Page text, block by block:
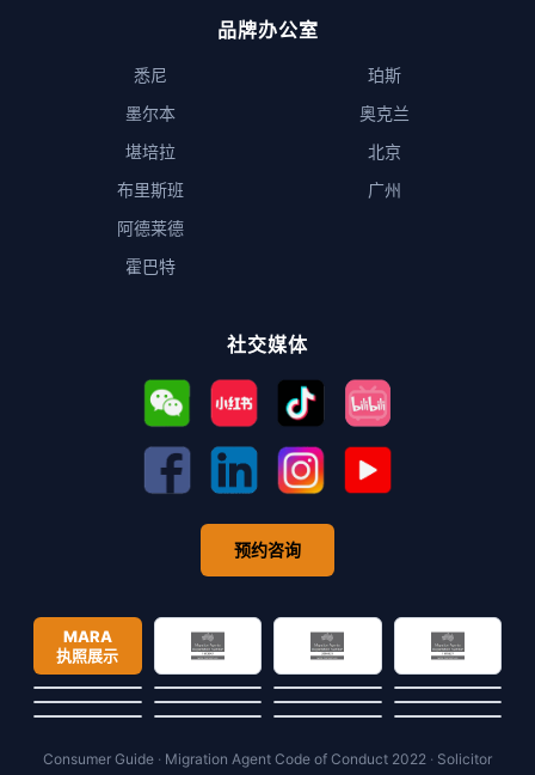
品牌办公室
悉尼
墨尔本
堪培拉
布里斯班
阿德莱德
霍巴特
珀斯
奥克兰
北京
广州
社交媒体
预约咨询
MARA
执照展示
Consumer Guide · Migration Agent Code of Conduct 2022 · Solicitor